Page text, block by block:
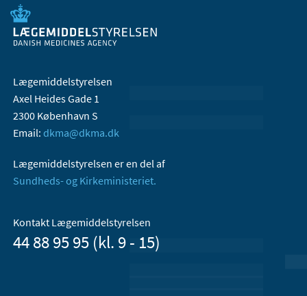
Lægemiddelstyrelsen
Axel Heides Gade 1
2300 København S
Email: dkma@dkma.dk
Lægemiddelstyrelsen er en del af
Sundheds- og Kirkeministeriet.
Kontakt Lægemiddelstyrelsen
44 88 95 95 (kl. 9 - 15)